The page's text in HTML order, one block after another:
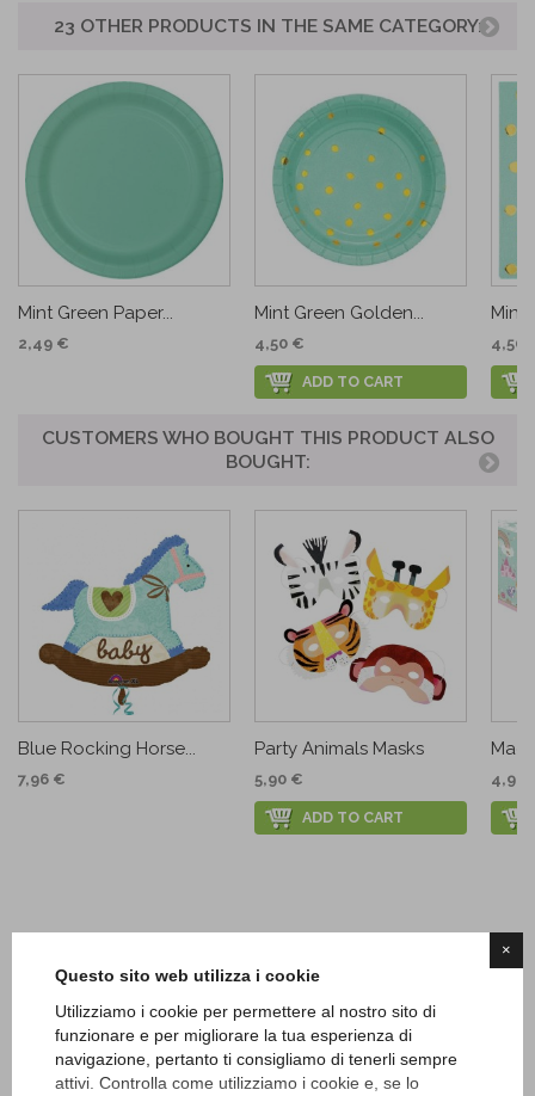
×
Questo sito web utilizza i cookie
Utilizziamo i cookie per permettere al nostro sito di
funzionare e per migliorare la tua esperienza di
navigazione, pertanto ti consigliamo di tenerli sempre
attivi. Controlla come utilizziamo i cookie e, se lo
23 OTHER PRODUCTS IN THE SAME CATEGORY:
Mint Green Paper...
2,49 €
Mint Green Golden...
4,50 €
ADD TO CART
Mint
4,50
CUSTOMERS WHO BOUGHT THIS PRODUCT ALSO
BOUGHT:
Blue Rocking Horse...
7,96 €
Party Animals Masks
5,90 €
ADD TO CART
4,90